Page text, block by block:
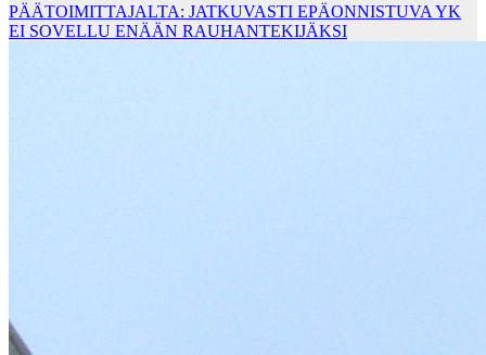
PÄÄTOIMITTAJALTA: JATKUVASTI EPÄONNISTUVA YK
EI SOVELLU ENÄÄN RAUHANTEKIJÄKSI